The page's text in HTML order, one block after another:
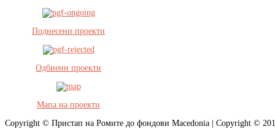
Поднесени проекти
Одбиени проекти
Мапа на проекти
Copyright © Пристап на Ромите до фондови Macedonia | Copyright ©